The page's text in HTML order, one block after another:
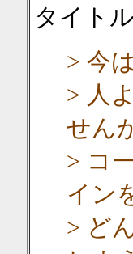
タイトル
> 今
> 人
せん
> コ
イン
> ど